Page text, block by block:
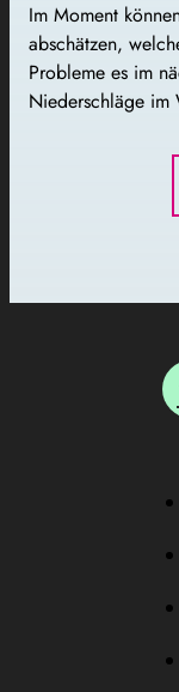
Im Moment
abschätzen,
Probleme es im
Niederschläge im